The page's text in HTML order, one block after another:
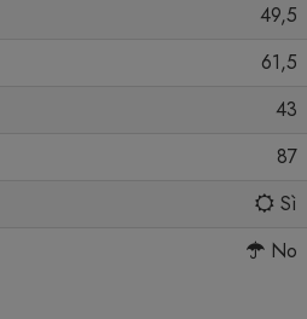
49,5
61,5
43
87
Sì
No